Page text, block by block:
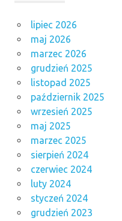
lipiec 2026
maj 2026
marzec 2026
grudzień 2025
listopad 2025
październik 2025
wrzesień 2025
maj 2025
marzec 2025
sierpień 2024
czerwiec 2024
luty 2024
styczeń 2024
grudzień 2023